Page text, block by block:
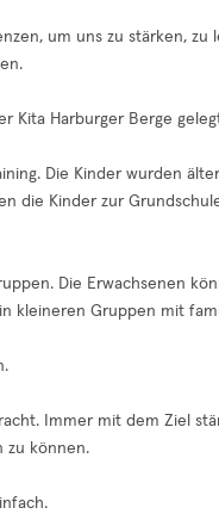
um uns zu stärken, zu
Kita Harburger Berge
Die Kinder wurden
die Kinder zur
Die Erwachsenen
kleineren Gruppen mit
Immer mit dem Ziel
zu können.